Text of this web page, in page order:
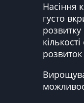
Насіння
густо